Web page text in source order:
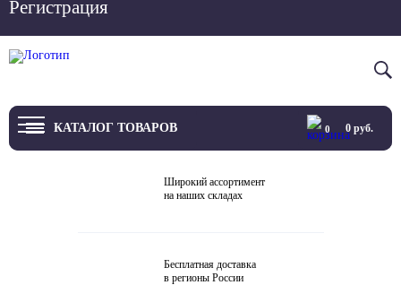
Регистрация
Вход
КАТАЛОГ ТОВАРОВ 0 0руб.
Широкий ассортимент
на наших складах
Бесплатная доставка
в регионы России